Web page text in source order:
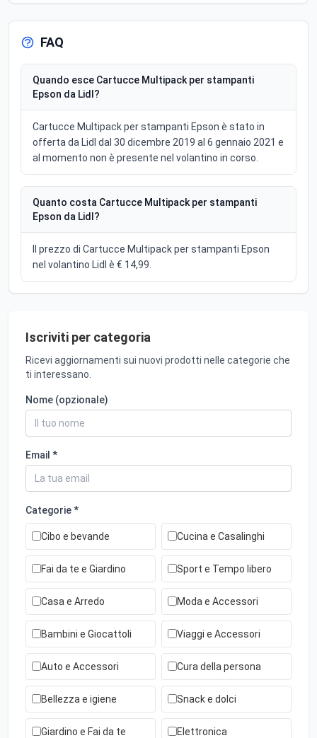
FAQ
Quando esce Cartucce Multipack per stampanti
Epson da Lidl?
Cartucce Multipack per stampanti Epson è stato in
offerta da Lidl dal 30 dicembre 2019 al 6 gennaio 2021 e
al momento non è presente nel volantino in corso.
Quanto costa Cartucce Multipack per stampanti
Epson da Lidl?
Il prezzo di Cartucce Multipack per stampanti Epson
nel volantino Lidl è € 14,99.
Iscriviti per categoria
Ricevi aggiornamenti sui nuovi prodotti nelle categorie che
ti interessano.
Nome (opzionale)
Email *
Categorie *
Cibo e bevande Cucina e Casalinghi
Fai da te e Giardino Sport e Tempo libero
Casa e Arredo Moda e Accessori
Bambini e Giocattoli Viaggi e Accessori
Auto e Accessori Cura della persona
Bellezza e igiene Snack e dolci
Giardino e Fai da te Elettronica